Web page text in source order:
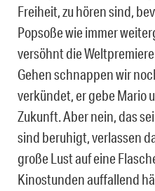
Freiheit, zu hören sind,
Popsoße wie immer
versöhnt die Weltpremiere
Gehen schnappen wir
verkündet, er gebe Mario
Zukunft. Aber nein, das
sind beruhigt, verlassen
große Lust auf eine
Kinostunden auffallend